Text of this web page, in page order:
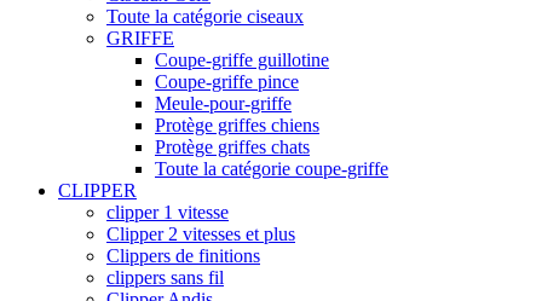
Toute la catégorie ciseaux
GRIFFE
Coupe-griffe guillotine
Coupe-griffe pince
Meule-pour-griffe
Protège griffes chiens
Protège griffes chats
Toute la catégorie coupe-griffe
CLIPPER
clipper 1 vitesse
Clipper 2 vitesses et plus
Clippers de finitions
clippers sans fil